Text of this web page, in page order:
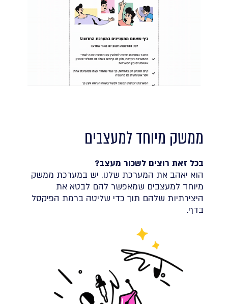
ממשק מיוחד למעצבים
בכל זאת רוצים לשכור מעצב?
הוא יאהב את המערכת שלנו. יש במערכת ממשק
מיוחד למעצבים שמאפשר להם לבטא את
היצירתיות שלהם תוך כדי שליטה ברמת הפיקסל
בדף.